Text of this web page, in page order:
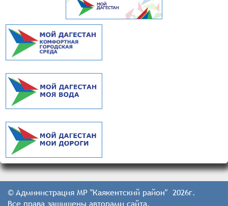
© Администрация МР "Каякентский район" 2026г.
Все права защищены авторами сайта.